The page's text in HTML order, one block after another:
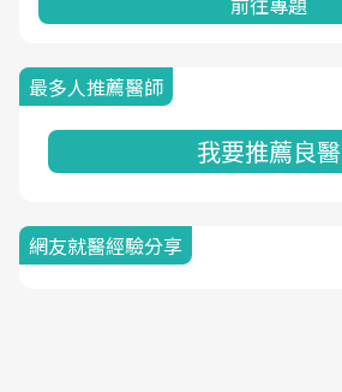
最多人推薦醫師
我要推薦良醫
網友就醫經驗分享